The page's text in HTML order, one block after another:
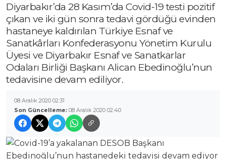
Diyarbakır’da 28 Kasım’da Covid-19 testi pozitif
çıkan ve iki gün sonra tedavi gördüğü evinden
hastaneye kaldırılan Türkiye Esnaf ve
Sanatkârları Konfederasyonu Yönetim Kurulu
Üyesi ve Diyarbakır Esnaf ve Sanatkarlar
Odaları Birliği Başkanı Alican Ebedinoğlu’nun
tedavisine devam ediliyor.
08 Aralık 2020 02:31
Son Güncelleme: 08 Aralık 2020 02:40